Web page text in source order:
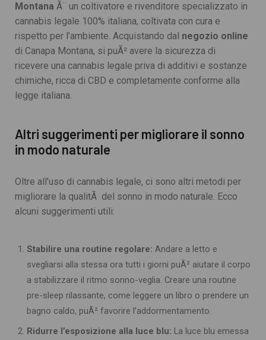
Montana Ã¨ un coltivatore e rivenditore specializzato in
cannabis legale 100% italiana, coltivata con cura e
rispetto per l’ambiente. Acquistando dal negozio online
di Canapa Montana, si puÃ² avere la sicurezza di
ricevere una cannabis legale priva di additivi e sostanze
chimiche, ricca di CBD e completamente conforme alla
legge italiana.
Altri suggerimenti per migliorare il sonno
in modo naturale
Oltre all’uso di cannabis legale, ci sono altri metodi per
migliorare la qualitÃ del sonno in modo naturale. Ecco
alcuni suggerimenti utili:
Stabilire una routine regolare: Andare a letto e
svegliarsi alla stessa ora tutti i giorni puÃ² aiutare il corpo
a stabilizzare il ritmo sonno-veglia. Creare una routine
pre-sleep rilassante, come leggere un libro o prendere un
bagno caldo, puÃ² favorire l’addormentamento.
Ridurre l’esposizione alla luce blu: La luce blu emessa